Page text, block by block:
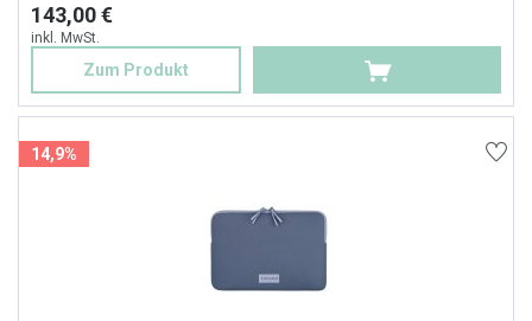
143,00 €
inkl. MwSt.
Zum Produkt
14,9%